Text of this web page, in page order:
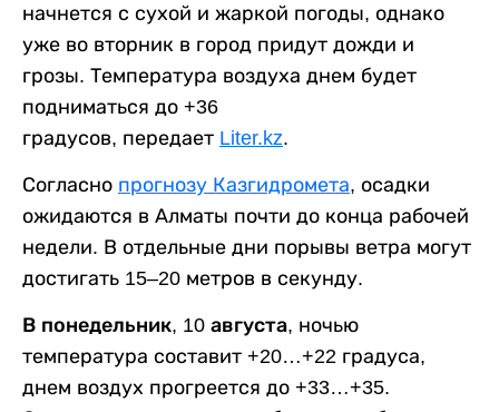
начнется с сухой и жаркой погоды, однако
уже во вторник в город придут дожди и
грозы. Температура воздуха днем будет
подниматься до +36
градусов, передает Liter.kz.
Согласно прогнозу Казгидромета, осадки
ожидаются в Алматы почти до конца рабочей
недели. В отдельные дни порывы ветра могут
достигать 15–20 метров в секунду.
В понедельник, 10 августа, ночью
температура составит +20…+22 градуса,
днем воздух прогреется до +33…+35.